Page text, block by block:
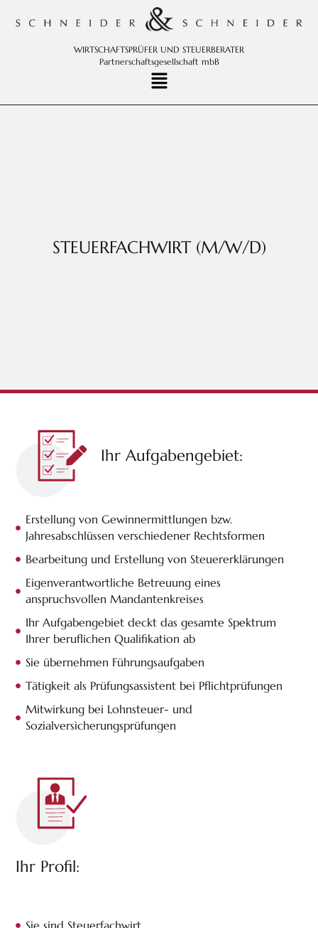
WIRTSCHAFTSPRÜFER UND STEUERBERATER
Partnerschaftsgesellschaft mbB
STEUERFACHWIRT (M/W/D)
Ihr Aufgabengebiet:
Erstellung von Gewinnermittlungen bzw.
Jahresabschlüssen verschiedener Rechtsformen
Bearbeitung und Erstellung von Steuererklärungen
Eigenverantwortliche Betreuung eines
anspruchsvollen Mandantenkreises
Ihr Aufgabengebiet deckt das gesamte Spektrum
Ihrer beruflichen Qualifikation ab
Sie übernehmen Führungsaufgaben
Tätigkeit als Prüfungsassistent bei Pflichtprüfungen
Mitwirkung bei Lohnsteuer- und
Sozialversicherungsprüfungen
Ihr Profil: